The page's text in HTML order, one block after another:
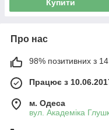
Купити
Про нас
98% позитивних з
Працює з
м. Одеса
вул. Академіка